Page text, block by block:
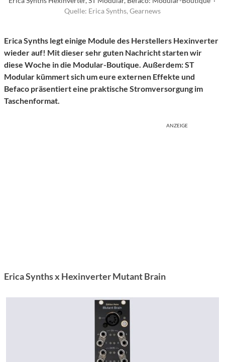
Quelle: Erica Synths, Gearnews
Erica Synths legt einige Module des Herstellers Hexinverter
wieder auf! Mit dieser sehr guten Nachricht starten wir
diese Woche in die Modular-Boutique. Außerdem: ST
Modular kümmert sich um eure externen Effekte und
Befaco präsentiert eine praktische Stromversorgung im
Taschenformat.
ANZEIGE
Erica Synths x Hexinverter Mutant Brain